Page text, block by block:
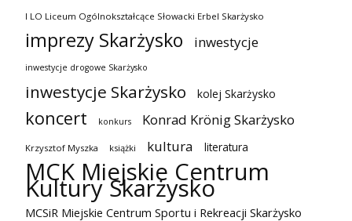
I LO Liceum Ogólnokształcące Słowacki Erbel Skarżysko
imprezy Skarżysko inwestycje
inwestycje drogowe Skarżysko
inwestycje Skarżysko kolej Skarżysko
koncert konkurs Konrad Krönig Skarżysko
Krzysztof Myszka książki kultura literatura
MCK Miejskie Centrum
Kultury Skarżysko
MCSiR Miejskie Centrum Sportu i Rekreacji Skarżysko